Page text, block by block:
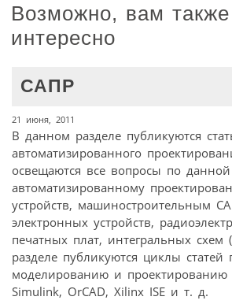
Возможно, вам также
интересно
САПР
21 июня, 2011
В данном разделе публикуются
автоматизированного
освещаются все вопросы по
автоматизированному
устройств, машиностроительным
электронных устройств,
печатных плат, интегральных схем
разделе публикуются циклы статей
моделированию и проектированию
Simulink, OrCAD, Xilinx ISE и т. д.